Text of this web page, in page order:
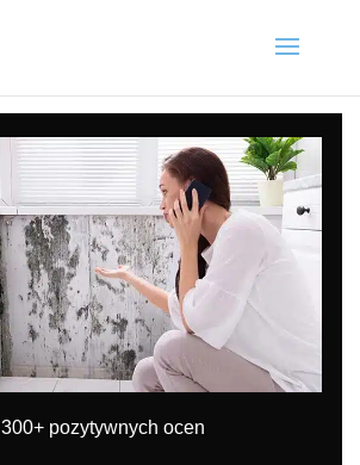
300+ pozytywnych ocen